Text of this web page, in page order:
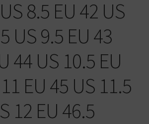
8.5 EU 42 US
US 9.5 EU 43
44 US 10.5 EU
EU 45 US 11.5
12 EU 46.5